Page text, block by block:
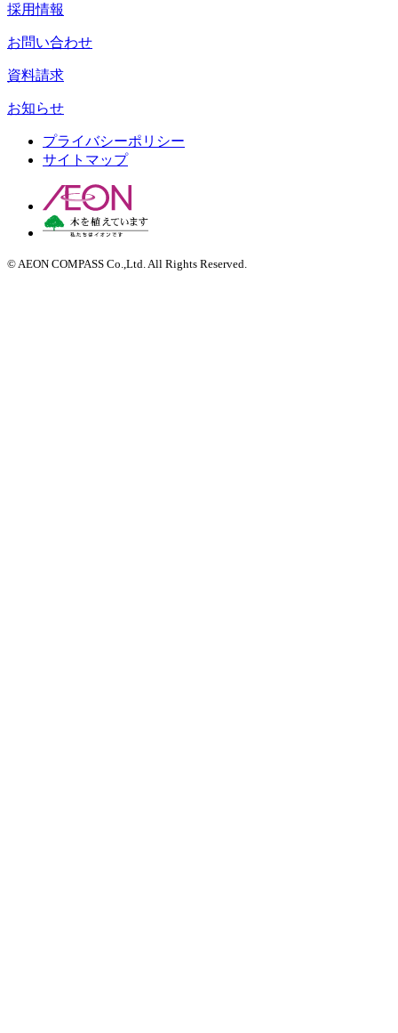
採用情報
お問い合わせ
資料請求
お知らせ
プライバシーポリシー
サイトマップ
© AEON COMPASS Co.,Ltd. All Rights Reserved.